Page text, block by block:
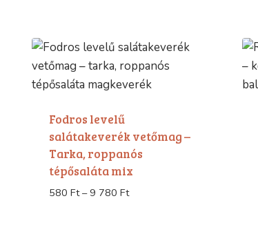
Fodros levelű
salátakeverék vetőmag –
Tarka, roppanós
tépősaláta mix
580 Ft – 9 780 FtÁrtartomány: